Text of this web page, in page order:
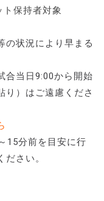
保持者対象
の状況により早まる
合当日9:00から開始
り）はご遠慮くださ
15分前を目安に行
さい。